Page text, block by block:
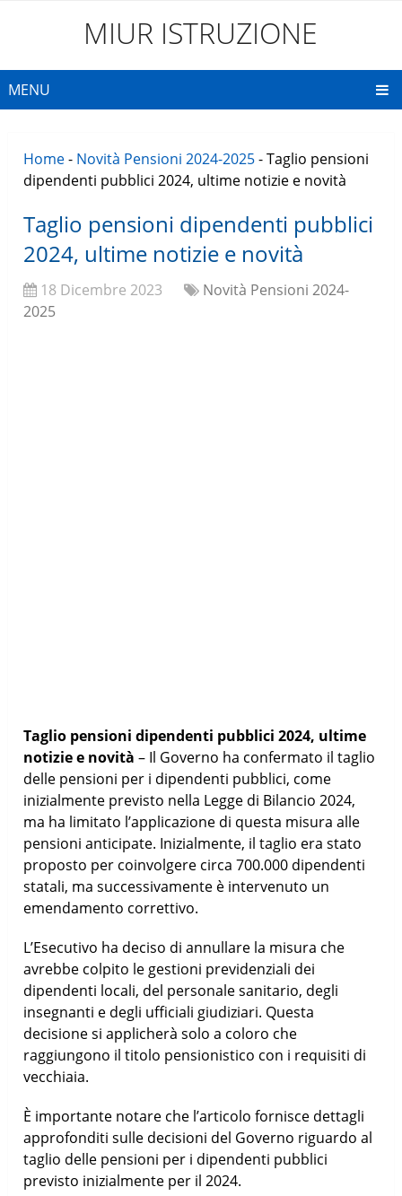
MIUR ISTRUZIONE
MENU
Home- Novità Pensioni 2024-2025-Taglio pensioni
dipendenti pubblici 2024, ultime notizie e novità
Taglio pensioni dipendenti pubblici
2024, ultime notizie e novità
18 Dicembre 2023
Novità Pensioni 2024-
2025
Taglio pensioni dipendenti pubblici 2024, ultime
notizie e novità – Il Governo ha confermato il taglio
delle pensioni per i dipendenti pubblici, come
inizialmente previsto nella Legge di Bilancio 2024,
ma ha limitato l’applicazione di questa misura alle
pensioni anticipate. Inizialmente, il taglio era stato
proposto per coinvolgere circa 700.000 dipendenti
statali, ma successivamente è intervenuto un
emendamento correttivo.
L’Esecutivo ha deciso di annullare la misura che
avrebbe colpito le gestioni previdenziali dei
dipendenti locali, del personale sanitario, degli
insegnanti e degli ufficiali giudiziari. Questa
decisione si applicherà solo a coloro che
raggiungono il titolo pensionistico con i requisiti di
vecchiaia.
È importante notare che l’articolo fornisce dettagli
approfonditi sulle decisioni del Governo riguardo al
taglio delle pensioni per i dipendenti pubblici
previsto inizialmente per il 2024.